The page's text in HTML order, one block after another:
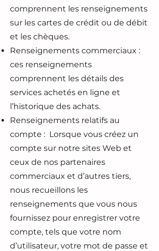
comprennent les renseignements
sur les cartes de crédit ou de débit
et les chèques.
Renseignements commerciaux :
ces renseignements
comprennent les détails des
services achetés en ligne et
l’historique des achats.
Renseignements relatifs au
compte : Lorsque vous créez un
compte sur notre sites Web et
ceux de nos partenaires
commerciaux et d’autres tiers,
nous recueillons les
renseignements que vous nous
fournissez pour enregistrer votre
compte, tels que votre nom
d’utilisateur, votre mot de passe et